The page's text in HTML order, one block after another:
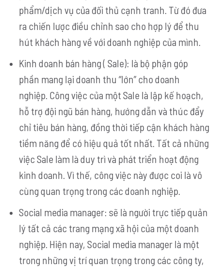
phẩm/dịch vụ của đối thủ cạnh tranh. Từ đó đưa
ra chiến lược điều chỉnh sao cho hợp lý để thu
hút khách hàng về với doanh nghiệp của mình.
Kinh doanh bán hàng ( Sale): là bộ phận góp
phần mang lại doanh thu “lớn” cho doanh
nghiệp. Công việc của một Sale là lập kế hoạch,
hỗ trợ đội ngũ bán hàng, hướng dẫn và thúc đẩy
chỉ tiêu bán hàng, đồng thời tiếp cận khách hàng
tiềm năng để có hiệu quả tốt nhất. Tất cả những
việc Sale làm là duy trì và phát triển hoạt động
kinh doanh. Vì thế, công việc này được coi là vô
cùng quan trọng trong các doanh nghiệp.
Social media manager: sẽ là người trực tiếp quản
lý tất cả các trang mạng xã hội của một doanh
nghiệp. Hiện nay, Social media manager là một
trong những vị trí quan trọng trong các công ty,